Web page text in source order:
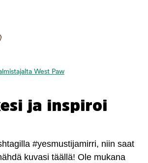
West Paw
ja inspiroi
#yesmustijamirri, niin saat
kuvasi täällä! Ole mukana